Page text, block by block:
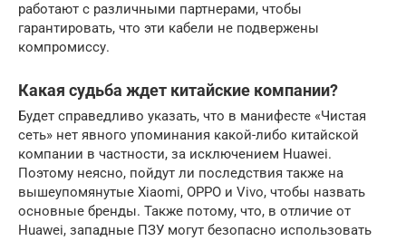
работают с различными партнерами, чтобы
гарантировать, что эти кабели не подвержены
компромиссу.
Какая судьба ждет китайские компании?
Будет справедливо указать, что в манифесте «Чистая
сеть» нет явного упоминания какой-либо китайской
компании в частности, за исключением Huawei.
Поэтому неясно, пойдут ли последствия также на
вышеупомянутые Xiaomi, OPPO и Vivo, чтобы назвать
основные бренды. Также потому, что, в отличие от
Huawei, западные ПЗУ могут безопасно использовать